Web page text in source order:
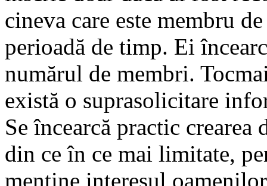
cineva care este membru
perioadă de timp. Ei
numărul de membri.
există o suprasolicitare
Se încearcă practic crearea
din ce în ce mai limitate,
menţine interesul